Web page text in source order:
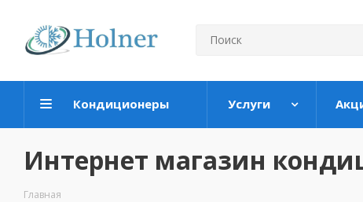
Кондиционеры Услуги
Интернет магазин
Главная